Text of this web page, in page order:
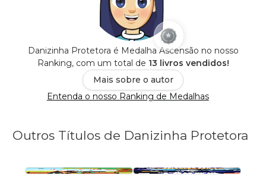
Danizinha Protetora é Medalha Ascensão no nosso
Ranking, com um total de 13 livros vendidos!
Mais sobre o autor
Entenda o nosso Ranking de Medalhas
Outros Títulos de Danizinha Protetora